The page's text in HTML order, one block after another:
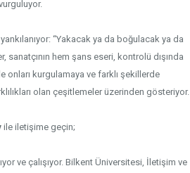
“Yakacak ya da boğulacak ya da
sanatçının hem şans eseri, kontrolü dışında
onları kurgulamaya ve farklı şekillerde
olan çeşitlemeler üzerinden gösteriyor.
ile iletişime geçin;
ve çalışıyor. Bilkent Üniversitesi, İletişim ve